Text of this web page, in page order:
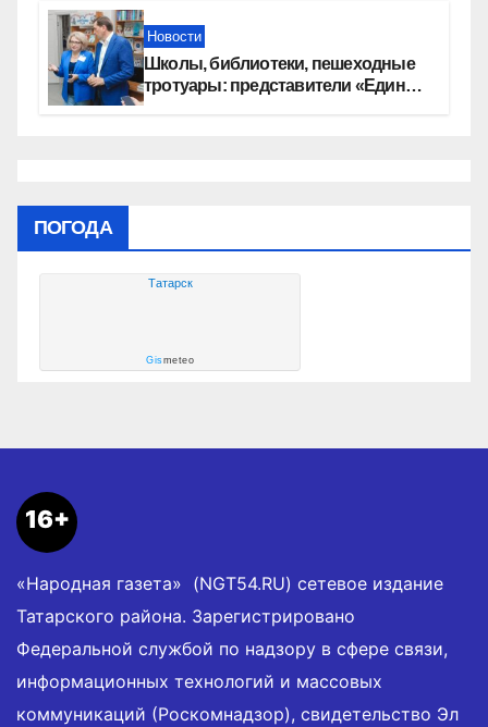
Новости
Школы, библиотеки, пешеходные
тротуары: представители «Единой
ПОГОДА
Татарск
Gismeteo
16+
«Народная газета» (NGT54.RU) сетевое издание
Татарского района. Зарегистрировано
Федеральной службой по надзору в сфере связи,
информационных технологий и массовых
коммуникаций (Роскомнадзор), свидетельство Эл